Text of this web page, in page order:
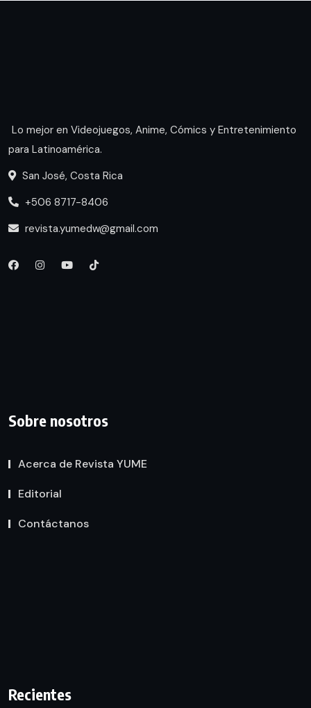
Lo mejor en Videojuegos, Anime, Cómics y Entretenimiento
para Latinoamérica.
San José, Costa Rica
+506 8717-8406
revista.yumedw@gmail.com
Sobre nosotros
Acerca de Revista YUME
Editorial
Contáctanos
Recientes